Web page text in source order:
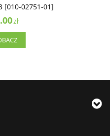
NOWOŚĆ BESTSELLER
[010-02751-01]
zł